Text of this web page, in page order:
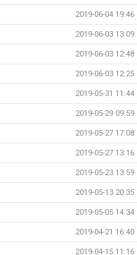
2019-06-04 19:46
2019-06-03 13:09
2019-06-03 12:48
2019-06-03 12:25
2019-05-31 11:44
2019-05-29 09:59
2019-05-27 17:08
2019-05-27 13:16
2019-05-23 13:59
2019-05-13 20:35
2019-05-05 14:34
2019-04-21 16:40
2019-04-15 11:16